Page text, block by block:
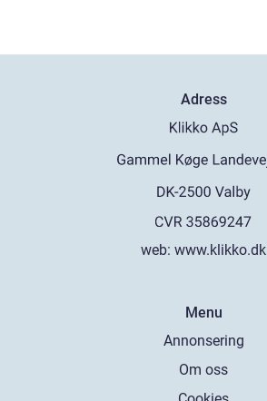
Adress
web: www.klikko.dk
Menu
Annonsering
Om oss